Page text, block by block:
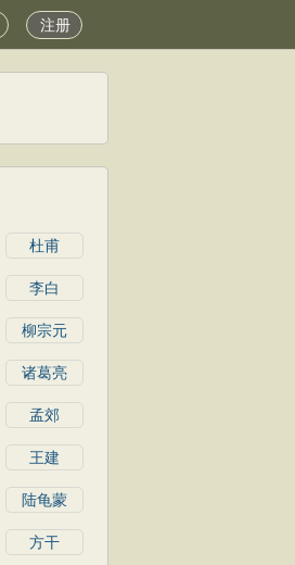
注册
杜甫
李白
柳宗元
诸葛亮
孟郊
王建
陆龟蒙
方干